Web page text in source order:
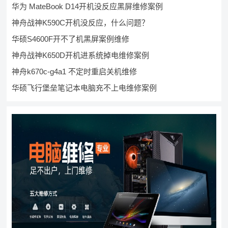
华为 MateBook D14开机没反应黑屏维修案例
神舟战神K590C开机没反应，什么问题？
华硕S4600F开不了机黑屏案例维修
神舟战神K650D开机进系统掉电维修案例
神舟k670c-g4a1 不定时重启关机维修
华硕飞行堡垒笔记本电脑充不上电维修案例